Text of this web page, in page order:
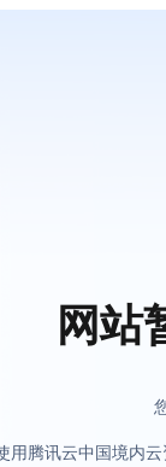
网站
用腾讯云中国境内